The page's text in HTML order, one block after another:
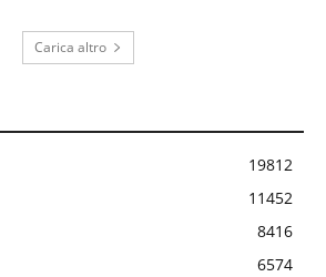
Carica altro
19812
11452
8416
6574